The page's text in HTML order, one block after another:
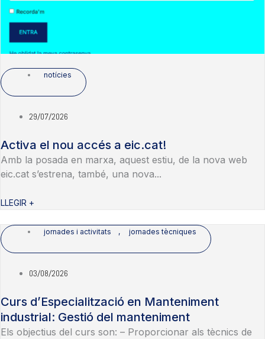
notícies
29/07/2026
Activa el nou accés a eic.cat!
Amb la posada en marxa, aquest estiu, de la nova web
eic.cat s’estrena, també, una nova...
LLEGIR +
jornades i activitats , jornades tècniques
03/08/2026
Curs d’Especialització en Manteniment
industrial: Gestió del manteniment
Els objectius del curs son: – Proporcionar als tècnics de